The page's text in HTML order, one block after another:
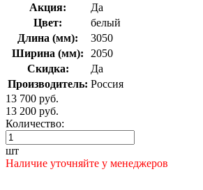
Акция:
Да
Цвет:
белый
Длина (мм):
3050
Ширина (мм):
2050
Скидка:
Да
Производитель: Россия
13 700 руб.
13 200 руб.
Количество:
шт
Наличие уточняйте у менеджеров